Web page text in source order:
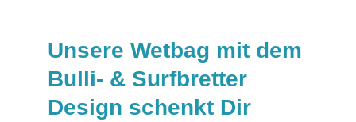
Unsere Wetbag mit dem
Bulli- & Surfbretter
Design schenkt Dir